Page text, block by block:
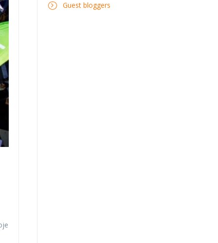
Guest bloggers